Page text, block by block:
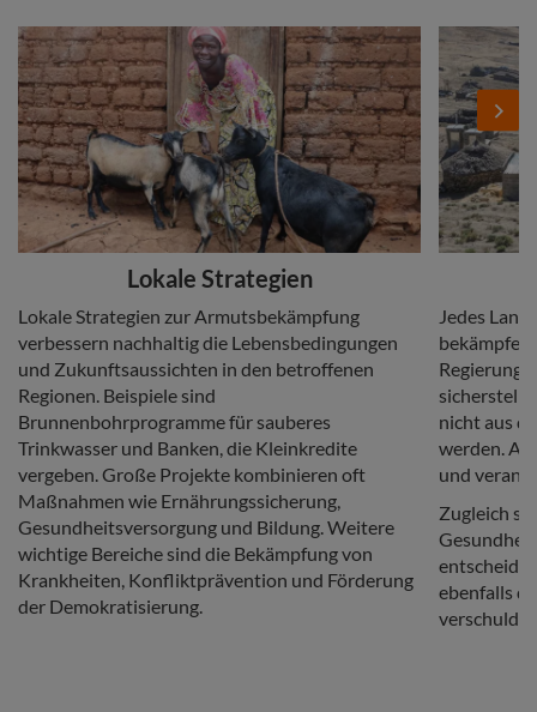
Stories
Add
Image
Lokale Strategien
Copy
Lokale Strategien zur Armutsbekämpfung
verbessern nachhaltig die Lebensbedingungen
und Zukunftsaussichten in den betroffenen
Regionen. Beispiele sind
Brunnenbohrprogramme für sauberes
Trinkwasser und Banken, die Kleinkredite
vergeben. Große Projekte kombinieren oft
Maßnahmen wie Ernährungssicherung,
Gesundheitsversorgung und Bildung. Weitere
wichtige Bereiche sind die Bekämpfung von
Krankheiten, Konfliktprävention und Förderung
der Demokratisierung.
Add
Image
Copy
Jedes
bekämpfen
nicht aus
werden.
und
Zugleich
ebenfalls
Next